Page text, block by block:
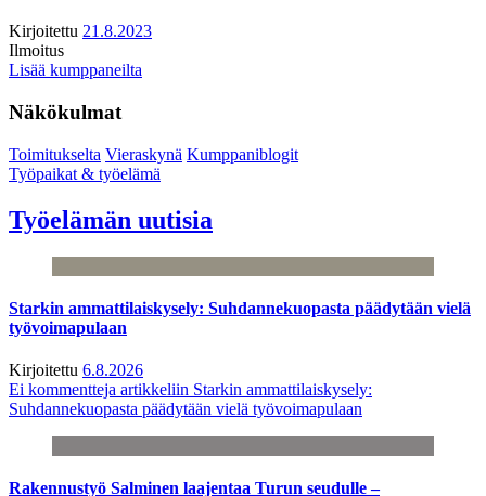
Kirjoitettu 21.8.2023
Ilmoitus
Lisää kumppaneilta
Näkökulmat
Toimitukselta Vieraskynä Kumppaniblogit
Työpaikat & työelämä
Työelämän uutisia
Starkin ammattilaiskysely: Suhdannekuopasta päädytään vielä
työvoimapulaan
Kirjoitettu 6.8.2026
Ei kommentteja artikkeliin Starkin ammattilaiskysely:
Suhdannekuopasta päädytään vielä työvoimapulaan
Rakennustyö Salminen laajentaa Turun seudulle –